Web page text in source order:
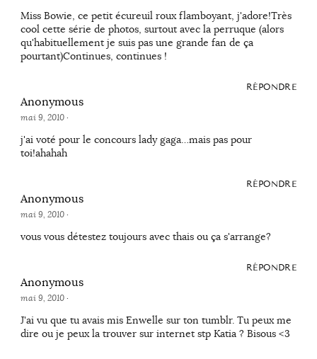
Miss Bowie, ce petit écureuil roux flamboyant, j'adore!Très
cool cette série de photos, surtout avec la perruque (alors
qu'habituellement je suis pas une grande fan de ça
pourtant)Continues, continues !
RÉPONDRE
Anonymous
mai 9, 2010·
j'ai voté pour le concours lady gaga…mais pas pour
toi!ahahah
RÉPONDRE
Anonymous
mai 9, 2010·
vous vous détestez toujours avec thais ou ça s'arrange?
RÉPONDRE
Anonymous
mai 9, 2010·
J'ai vu que tu avais mis Enwelle sur ton tumblr. Tu peux me
dire ou je peux la trouver sur internet stp Katia ? Bisous <3